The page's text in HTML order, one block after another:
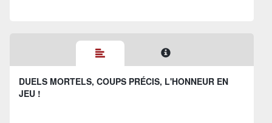
DUELS MORTELS, COUPS PRÉCIS, L'HONNEUR EN
JEU !